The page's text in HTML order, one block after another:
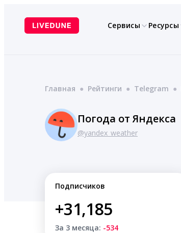
содержимому
Сервисы Ресурсы
Главная ● Рейтинги ● Telegram ●
Погода от Яндекса
@yandex_weather
Подписчиков
+31,185
За 3 месяца: -534